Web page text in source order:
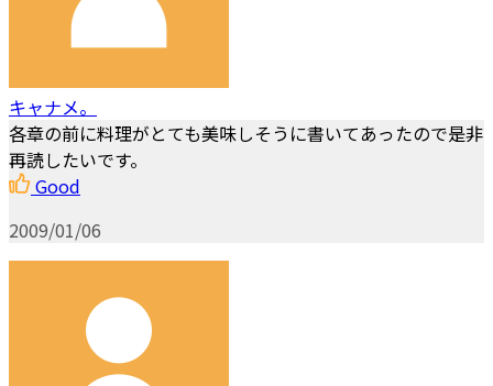
キャナメ。
各章の前に料理がとても美味しそうに書いてあったので是非
再読したいです。
Good
2009/01/06